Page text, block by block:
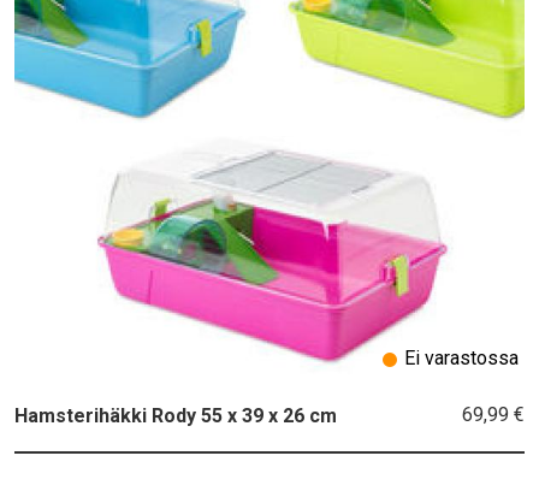
Hamsterihäkki Rody 55 x 39 x 26 cm 69,99 €
Ei varastossa